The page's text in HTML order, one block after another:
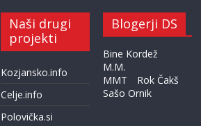
Naši drugi
projekti
Kozjansko.info
Celje.info
Polovička.si
Blogerji DS
Bine Kordež
M.M.
MMT
Rok Čakš
Sašo Ornik